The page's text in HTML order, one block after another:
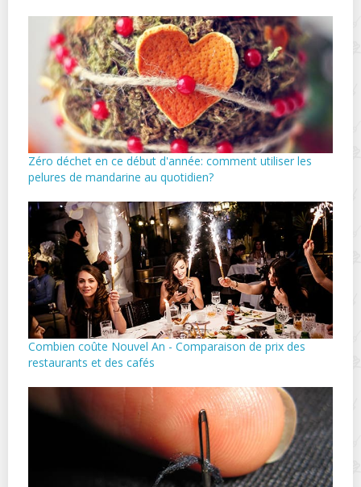
Zéro déchet en ce début d'année: comment utiliser les
pelures de mandarine au quotidien?
Combien coûte Nouvel An - Comparaison de prix des
restaurants et des cafés